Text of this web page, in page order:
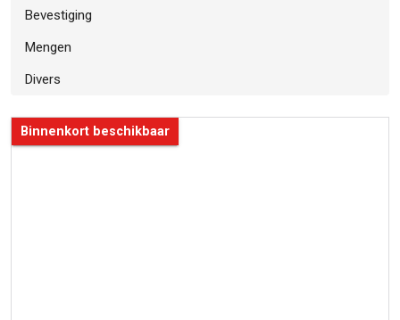
Bevestiging
Mengen
Divers
Binnenkort beschikbaar